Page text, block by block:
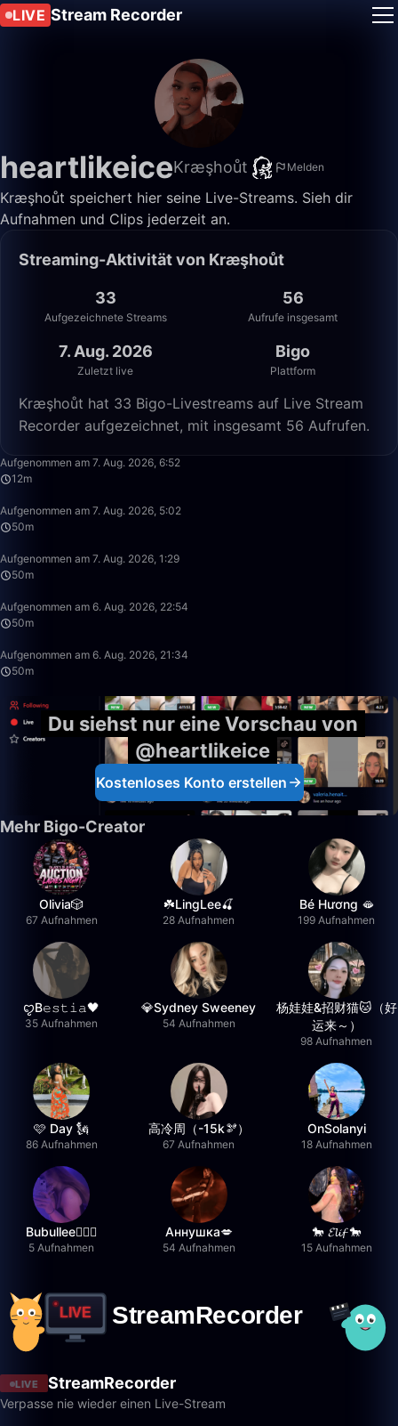
LIVE Stream Recorder
heartlikeiceKræşhoůt Melden
Kræşhoůt speichert hier seine Live-Streams. Sieh dir
Aufnahmen und Clips jederzeit an.
Streaming-Aktivität von Kræşhoůt
33
Aufgezeichnete Streams
56
Aufrufe insgesamt
7. Aug. 2026
Zuletzt live
Bigo
Plattform
Kræşhoůt hat 33 Bigo-Livestreams auf Live Stream
Recorder aufgezeichnet, mit insgesamt 56 Aufrufen.
Aufgenommen am 7. Aug. 2026, 6:52
12m
Aufgenommen am 7. Aug. 2026, 5:02
50m
Aufgenommen am 7. Aug. 2026, 1:29
50m
Aufgenommen am 6. Aug. 2026, 22:54
50m
Aufgenommen am 6. Aug. 2026, 21:34
50m
Du siehst nur eine Vorschau von
@heartlikeice
Kostenloses Konto erstellen
Mehr Bigo-Creator
Olivia🎲
67 Aufnahmen
☘️LingLee🍒
28 Aufnahmen
Bé Hương 🫦
199 Aufnahmen
ꨄB𝚎𝚜𝚝𝚒𝚊🖤
35 Aufnahmen
💎Sydney Sweeney
54 Aufnahmen
杨娃娃&招财猫🐱（好
运来～）
98 Aufnahmen
🩷 Day 🗽
86 Aufnahmen
高冷周（-15k🫘）
67 Aufnahmen
OnSolanyi
18 Aufnahmen
Bubullee🧚🏼‍♀️
5 Aufnahmen
Аннушка💋
54 Aufnahmen
🐎 𝓔𝓵𝓲𝓯 🐎
15 Aufnahmen
LIVE StreamRecorder
Verpasse nie wieder einen Live-Stream